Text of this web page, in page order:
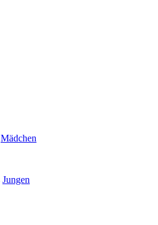
Mädchen
Jungen